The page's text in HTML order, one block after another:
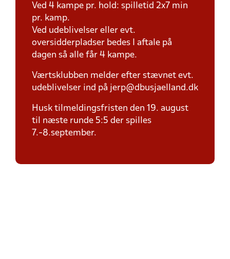
Ved 4 kampe pr. hold: spilletid 2x7 min
pr. kamp.
Ved udeblivelser eller evt.
oversidderpladser bedes I aftale på
dagen så alle får 4 kampe.
Værtsklubben melder efter stævnet evt.
udeblivelser ind på jerp@dbusjaelland.dk
Husk tilmeldingsfristen den 19. august
til næste runde 5:5 der spilles
7.-8.september.